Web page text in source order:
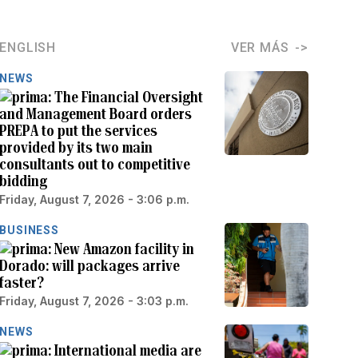
ENGLISH VER MÁS
NEWS
The Financial Oversight
and Management Board orders
PREPA to put the services
provided by its two main
consultants out to competitive
bidding
Friday, August 7, 2026 - 3:06 p.m.
BUSINESS
New Amazon facility in
Dorado: will packages arrive
faster?
Friday, August 7, 2026 - 3:03 p.m.
NEWS
International media are